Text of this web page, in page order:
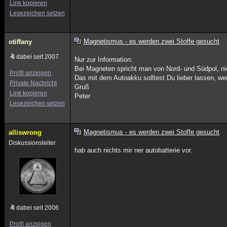
Link kopieren
Lesezeichen setzen
otiffany
dabei seit 2007
Profil anzeigen
Private Nachricht
Link kopieren
Lesezeichen setzen
Magnetismus - es werden zwei Stoffe gesucht
Nur zur Information:
Bei Magneten spricht man von Nord- und Südpol,
Das mit dem Autoakku solltest Du lieber lassen,
Gruß
Peter
alliswrong
Diskussionsleiter
dabei seit 2006
Profil anzeigen
Magnetismus - es werden zwei Stoffe gesucht
hab auch nichts mir ner autobatterie vor.